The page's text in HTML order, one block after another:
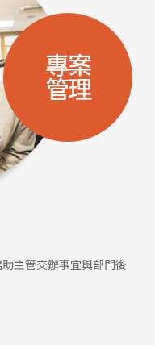
專案
管理
主管交辦事宜與部門後